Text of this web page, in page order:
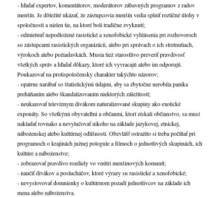
- hľadať expertov, komentátorov, moderátorov zábavných programov z radov
menšín. Je dôležité ukázať, že zástupcovia menšín vedia splniť rozličné úlohy v
spoločnosti a nielen tie, na ktoré boli tradične zvyknutí;
- odmietnuť nepodložené rasistické a xenofobické vyhlásenia pri rozhovoroch
so zástupcami rasistických organizácii, alebo pri správach o ich stretnutiach,
výrokoch alebo požiadavkách. Musia tiež starostlivo preveriť pravdivosť
všetkých správ a hľadať dôkazy, ktoré ich vyvracajú alebo im odporujú.
Poukazovať na protispoločensky charakter takýchto názorov;
- opatrne narábať so štatistickými údajmi, aby sa zbytočne nerobila panika
preháňaním alebo škandalizovaním niektorých záležitostí;
- neukazovať televíznym divákom naturalizované skupiny ako exotické
exponáty. So všetkými obyvateľmi a občanmi, ktorí získali občianstvo, sa musí
nakladať rovnako a nevylučovať nikoho na základe jazykovej, etnickej,
náboženskej alebo kultúrnej odlišnosti. Obzvlášť ostražito si treba počíňať pri
programoch o krajinách južnej pologule a filmoch o jednotlivých skupinách, ich
kultúre a náboženstve;
- zobrazovať pravdivo rozdiely vo vnútri menšinových komunít;
- naučiť divákov a poslucháčov, ktoré výrazy su rasistické a xenofobické;
- nevyslovovať domnienky o kultúrnom pozadí jednotlivcov na základe ich
mena alebo náboženstva.